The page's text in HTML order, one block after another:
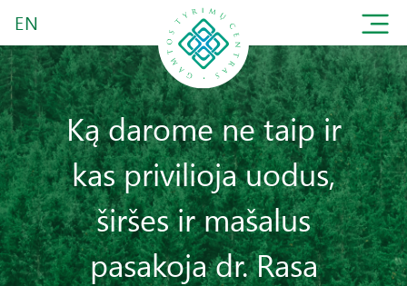
EN
Ką darome ne taip ir
kas privilioja uodus,
širšes ir mašalus
pasakoja dr. Rasa